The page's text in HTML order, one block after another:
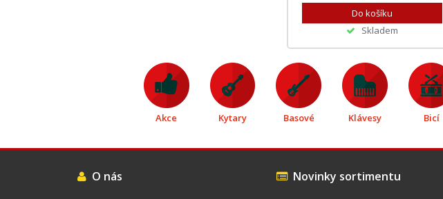
Skladem
Akce Kytary Basové Klávesy Bicí
O nás Novinky sortimentu